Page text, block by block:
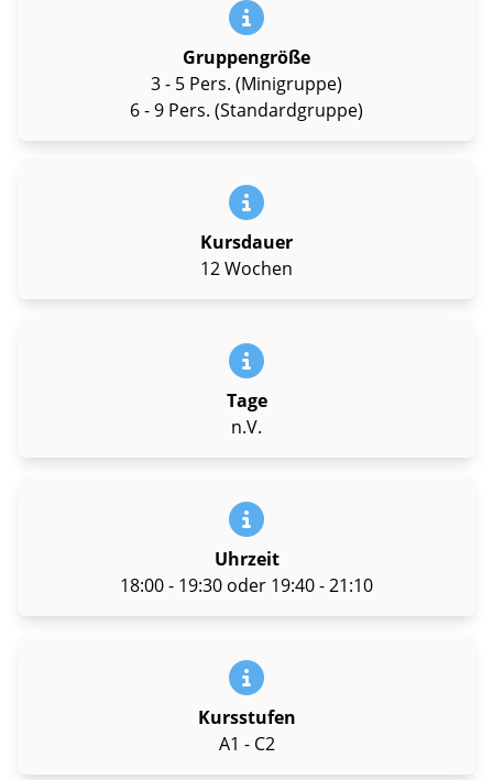
Gruppengröße
3 - 5 Pers. (Minigruppe)
6 - 9 Pers. (Standardgruppe)
Kursdauer
12 Wochen
Tage
n.V.
Uhrzeit
18:00 - 19:30 oder 19:40 - 21:10
Kursstufen
A1 - C2